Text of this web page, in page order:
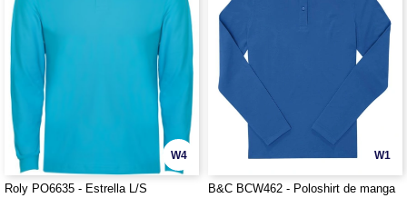
W4
Roly PO6635 - Estrella L/S
W1
B&C BCW462 - Poloshirt de manga